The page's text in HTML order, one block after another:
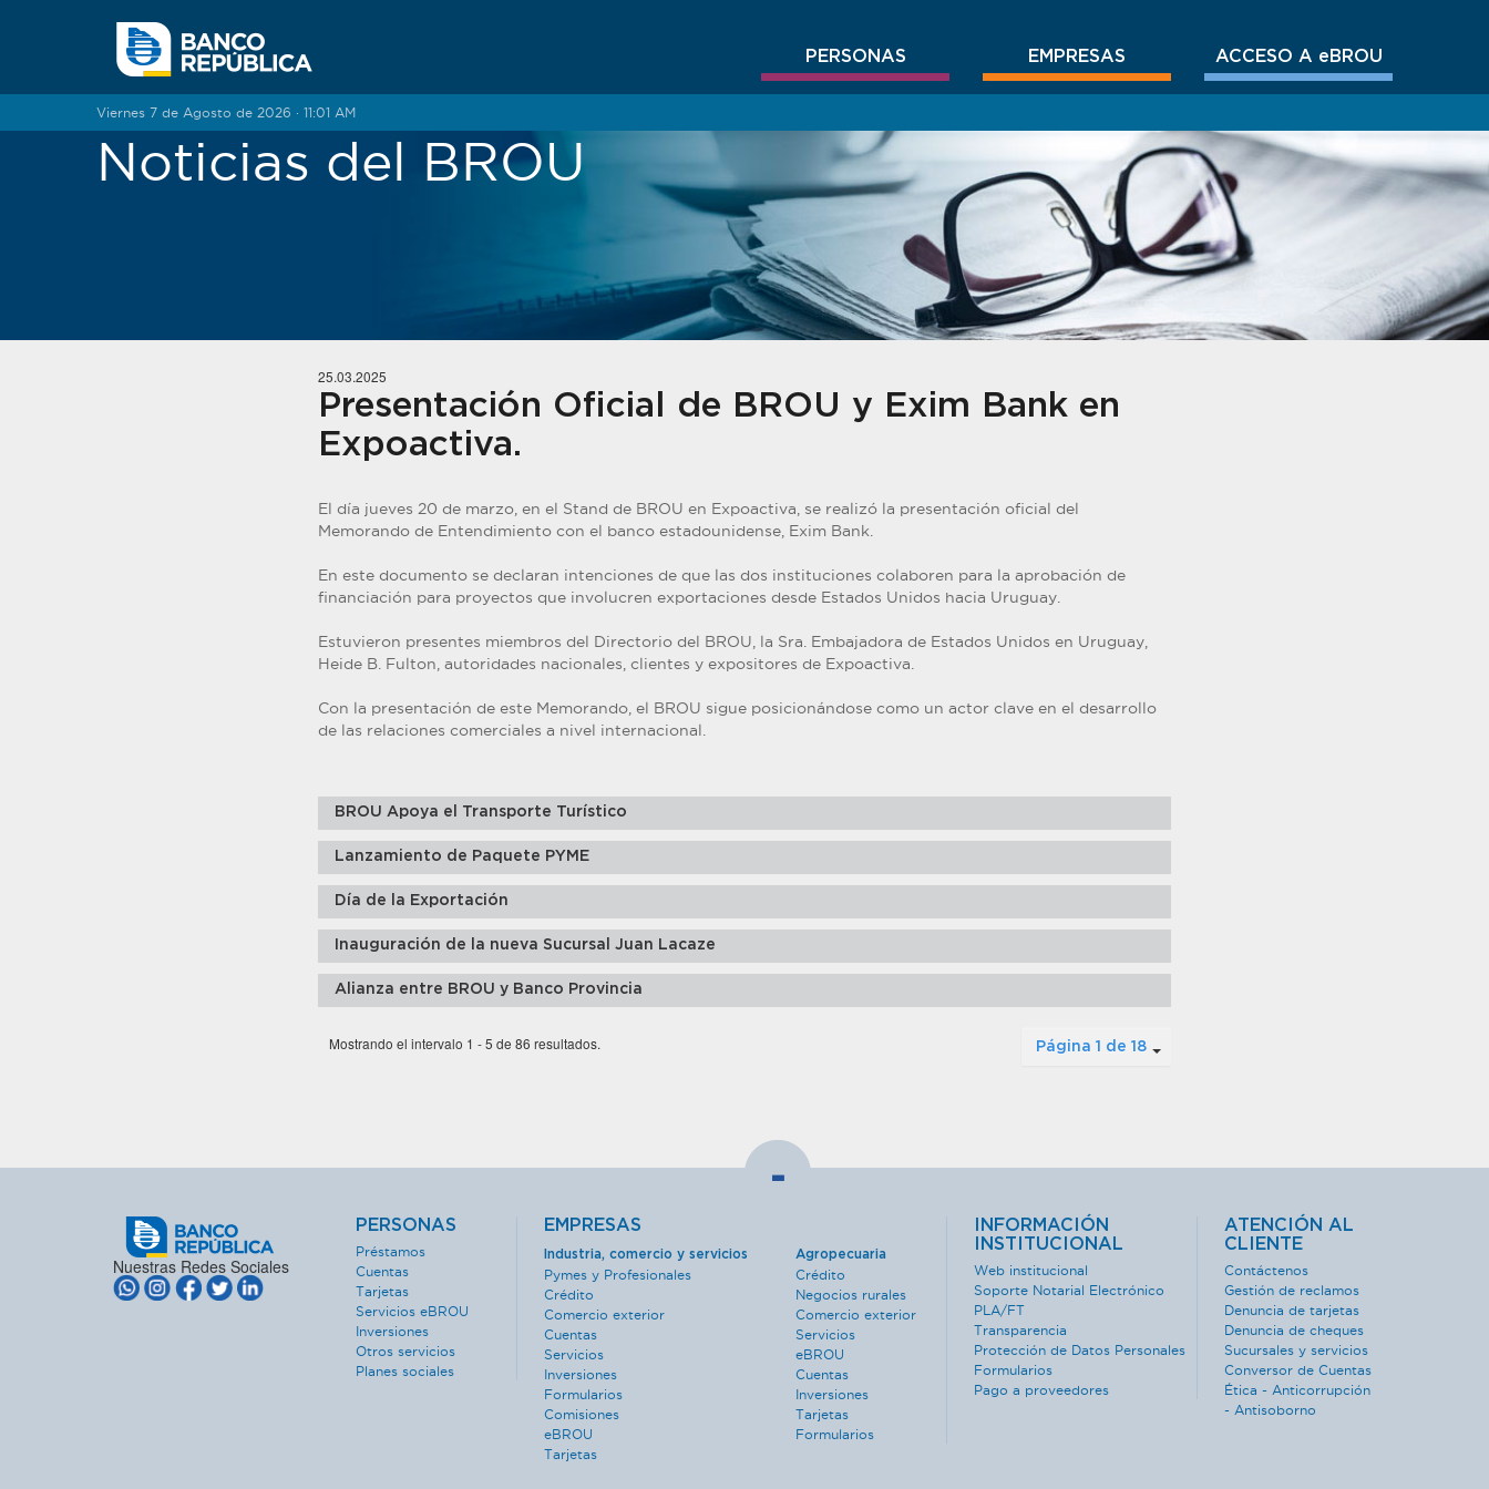
PERSONAS EMPRESAS ACCESO A eBROU
Viernes 7 de Agosto de 2026 · 11:01 AM
Noticias del BROU
25.03.2025
Presentación Oficial de BROU y Exim Bank en
Expoactiva.
El día jueves 20 de marzo, en el Stand de BROU en Expoactiva, se realizó la presentación oficial del
Memorando de Entendimiento con el banco estadounidense, Exim Bank.
En este documento se declaran intenciones de que las dos instituciones colaboren para la aprobación de
financiación para proyectos que involucren exportaciones desde Estados Unidos hacia Uruguay.
Estuvieron presentes miembros del Directorio del BROU, la Sra. Embajadora de Estados Unidos en Uruguay,
Heide B. Fulton, autoridades nacionales, clientes y expositores de Expoactiva.
Con la presentación de este Memorando, el BROU sigue posicionándose como un actor clave en el desarrollo
de las relaciones comerciales a nivel internacional.
BROU Apoya el Transporte Turístico
Lanzamiento de Paquete PYME
Día de la Exportación
Inauguración de la nueva Sucursal Juan Lacaze
Alianza entre BROU y Banco Provincia
Página 1 de 18
Mostrando el intervalo 1 - 5 de 86 resultados.
-
Nuestras Redes Sociales
PERSONAS
Préstamos
Cuentas
Tarjetas
Servicios eBROU
Inversiones
Otros servicios
Planes sociales
EMPRESAS
Industria, comercio y servicios
Pymes y Profesionales
Crédito
Comercio exterior
Cuentas
Servicios
Inversiones
Formularios
Comisiones
eBROU
Tarjetas
Agropecuaria
Crédito
Negocios rurales
Comercio exterior
Servicios
eBROU
Cuentas
Inversiones
Tarjetas
Formularios
INFORMACIÓN
INSTITUCIONAL
Web institucional
Soporte Notarial Electrónico
PLA/FT
Transparencia
Protección de Datos Personales
Formularios
Pago a proveedores
ATENCIÓN AL
CLIENTE
Contáctenos
Gestión de reclamos
Denuncia de tarjetas
Denuncia de cheques
Sucursales y servicios
Conversor de Cuentas
Ética - Anticorrupción
- Antisoborno